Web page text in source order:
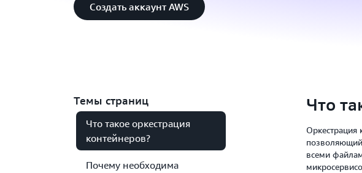
Создать аккаунт AWS
Темы страниц
Что такое оркестрация
контейнеров?
Почему необходима
Что
Оркестрация
всеми